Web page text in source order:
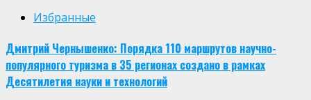
Избранные
Дмитрий Чернышенко: Порядка 110 маршрутов научно-
популярного туризма в 35 регионах создано в рамках
Десятилетия науки и технологий